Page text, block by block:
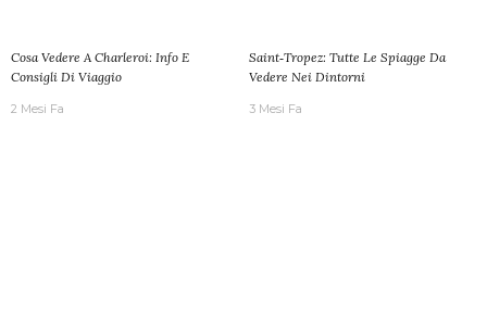
Cosa Vedere A Charleroi: Info E
Consigli Di Viaggio
2 Mesi Fa
Saint‑Tropez: Tutte Le Spiagge Da
Vedere Nei Dintorni
3 Mesi Fa